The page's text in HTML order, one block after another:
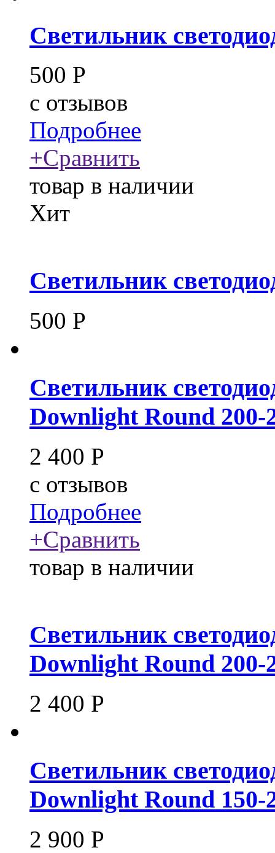
Светильник
500 Р
c отзывов
Подробнее
+Сравнить
товар в наличии
Хит
Светильник
500 Р
Светильник
Downlight Round 200-
2 400 Р
c отзывов
Подробнее
+Сравнить
товар в наличии
Светильник
Downlight Round 200-
2 400 Р
Светильник
Downlight Round 150-
2 900 Р